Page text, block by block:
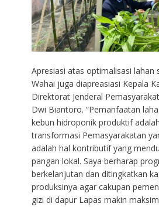
Apresiasi atas optimalisasi lahan
Wahai juga diapreasiasi Kepala
Direktorat Jenderal
Dwi Biantoro. “Pemanfaatan
kebun hidroponik produktif
transformasi Pemasyarakatan
adalah hal kontributif yang
pangan lokal. Saya berharap
berkelanjutan dan ditingkatkan
produksinya agar cakupan
gizi di dapur Lapas makin